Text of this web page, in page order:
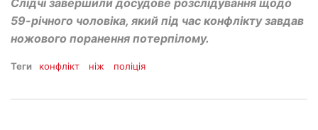
Слідчі завершили досудове розслідування щодо
59-річного чоловіка, який під час конфлікту завдав
ножового поранення потерпілому.
Теги конфлікт ніж поліція